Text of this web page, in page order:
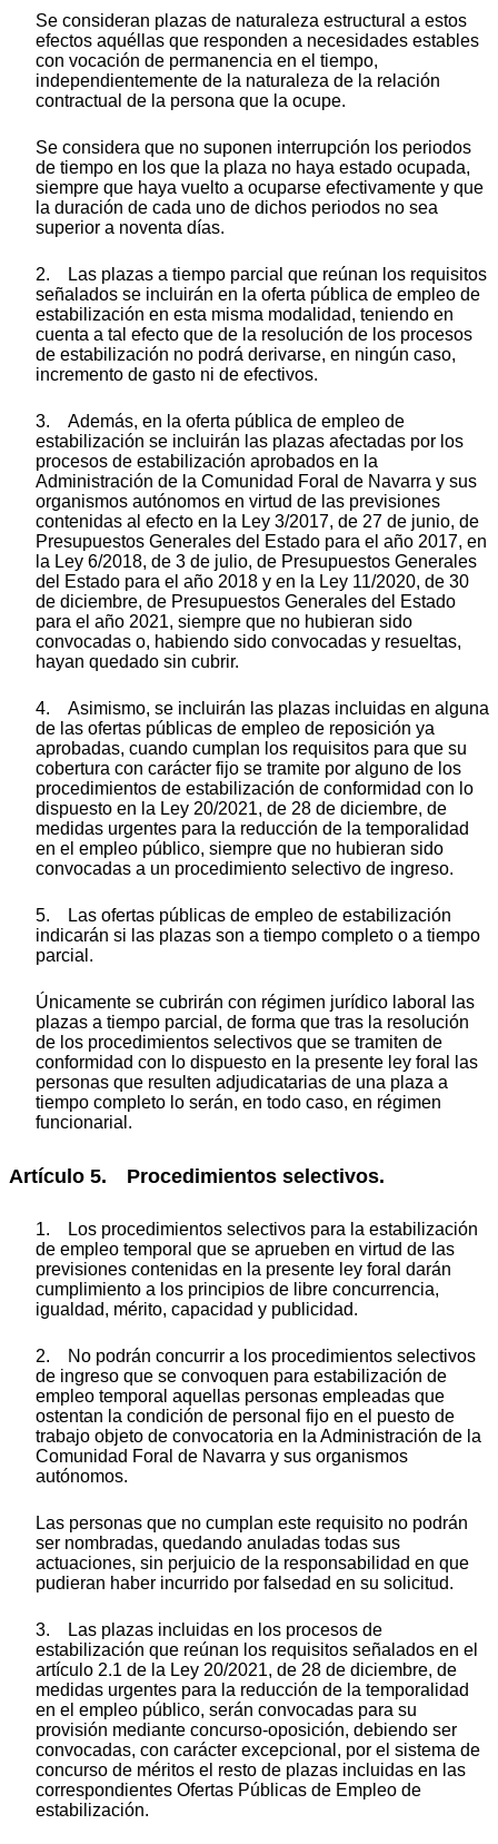
Se consideran plazas de naturaleza estructural a estos
efectos aquéllas que responden a necesidades estables
con vocación de permanencia en el tiempo,
independientemente de la naturaleza de la relación
contractual de la persona que la ocupe.
Se considera que no suponen interrupción los periodos
de tiempo en los que la plaza no haya estado ocupada,
siempre que haya vuelto a ocuparse efectivamente y que
la duración de cada uno de dichos periodos no sea
superior a noventa días.
2. Las plazas a tiempo parcial que reúnan los requisitos
señalados se incluirán en la oferta pública de empleo de
estabilización en esta misma modalidad, teniendo en
cuenta a tal efecto que de la resolución de los procesos
de estabilización no podrá derivarse, en ningún caso,
incremento de gasto ni de efectivos.
3. Además, en la oferta pública de empleo de
estabilización se incluirán las plazas afectadas por los
procesos de estabilización aprobados en la
Administración de la Comunidad Foral de Navarra y sus
organismos autónomos en virtud de las previsiones
contenidas al efecto en la Ley 3/2017, de 27 de junio, de
Presupuestos Generales del Estado para el año 2017, en
la Ley 6/2018, de 3 de julio, de Presupuestos Generales
del Estado para el año 2018 y en la Ley 11/2020, de 30
de diciembre, de Presupuestos Generales del Estado
para el año 2021, siempre que no hubieran sido
convocadas o, habiendo sido convocadas y resueltas,
hayan quedado sin cubrir.
4. Asimismo, se incluirán las plazas incluidas en alguna
de las ofertas públicas de empleo de reposición ya
aprobadas, cuando cumplan los requisitos para que su
cobertura con carácter fijo se tramite por alguno de los
procedimientos de estabilización de conformidad con lo
dispuesto en la Ley 20/2021, de 28 de diciembre, de
medidas urgentes para la reducción de la temporalidad
en el empleo público, siempre que no hubieran sido
convocadas a un procedimiento selectivo de ingreso.
5. Las ofertas públicas de empleo de estabilización
indicarán si las plazas son a tiempo completo o a tiempo
parcial.
Únicamente se cubrirán con régimen jurídico laboral las
plazas a tiempo parcial, de forma que tras la resolución
de los procedimientos selectivos que se tramiten de
conformidad con lo dispuesto en la presente ley foral las
personas que resulten adjudicatarias de una plaza a
tiempo completo lo serán, en todo caso, en régimen
funcionarial.
Artículo 5. Procedimientos selectivos.
1. Los procedimientos selectivos para la estabilización
de empleo temporal que se aprueben en virtud de las
previsiones contenidas en la presente ley foral darán
cumplimiento a los principios de libre concurrencia,
igualdad, mérito, capacidad y publicidad.
2. No podrán concurrir a los procedimientos selectivos
de ingreso que se convoquen para estabilización de
empleo temporal aquellas personas empleadas que
ostentan la condición de personal fijo en el puesto de
trabajo objeto de convocatoria en la Administración de la
Comunidad Foral de Navarra y sus organismos
autónomos.
Las personas que no cumplan este requisito no podrán
ser nombradas, quedando anuladas todas sus
actuaciones, sin perjuicio de la responsabilidad en que
pudieran haber incurrido por falsedad en su solicitud.
3. Las plazas incluidas en los procesos de
estabilización que reúnan los requisitos señalados en el
artículo 2.1 de la Ley 20/2021, de 28 de diciembre, de
medidas urgentes para la reducción de la temporalidad
en el empleo público, serán convocadas para su
provisión mediante concurso-oposición, debiendo ser
convocadas, con carácter excepcional, por el sistema de
concurso de méritos el resto de plazas incluidas en las
correspondientes Ofertas Públicas de Empleo de
estabilización.